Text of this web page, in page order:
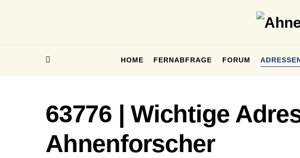
HOME FERNABFRAGE FORUM
63776 | Wichtige
Ahnenforscher